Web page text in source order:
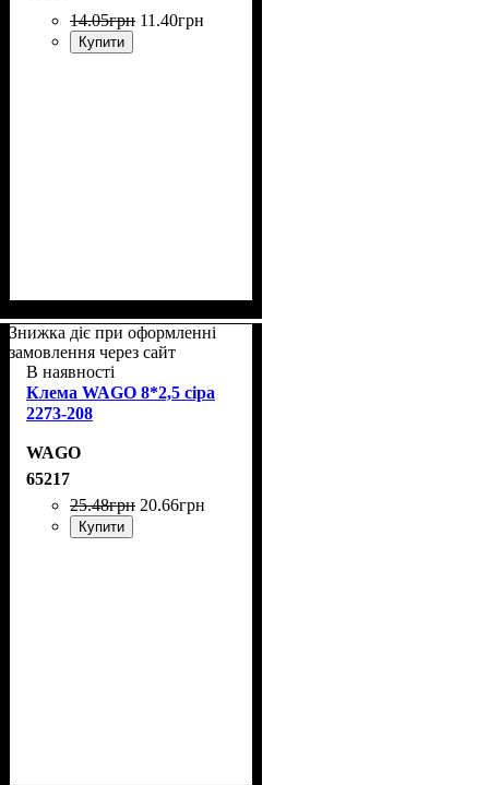
14.05грн 11 .40грн
Купити
Знижка діє при оформленні
замовлення через сайт
В наявності
Клема WAGO 8*2,5 сіра
2273-208
WAGO
65217
25.48грн 20.66грн
Купити